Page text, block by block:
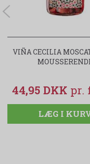
VIÑA CECILIA
44,95 DKK
LÆG I